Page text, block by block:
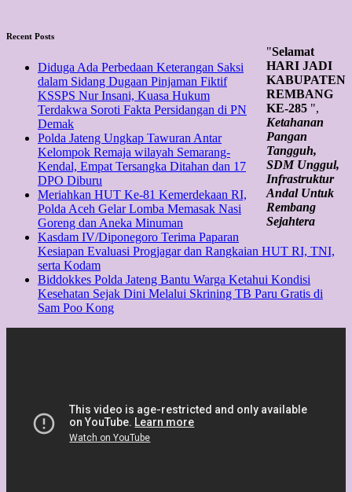
"Selamat
HARI JADI
KABUPATEN
REMBANG
KE-285 ",
Ketahanan
Pangan
Tangguh,
SDM Unggul,
Infrastruktur
Andal Untuk
Rembang
Sejahtera
Recent Posts
Diduga Ada Perbedaan Keterangan Saksi
dalam Sidang Dugaan Pinjaman Fiktif
KSSPS Nur Insani, Kuasa Hukum
Terdakwa Soroti Fakta Persidangan di PN
Demak
Polda Jateng Ungkap Tawuran Antar
Kelompok Remaja wilayah Semarang-
Kendal, Empat Tersangka Ditahan dan 17
DPO Diburu
Meriahkan HUT Ke-81 Kemerdekaan RI,
Polda Aceh Gelar Lomba Memasak Nasi
Goreng dan Aneka Minuman
Kasdam IV/Diponegoro Terima Paparan
Kesiapan Evaluasi Progjagar dan Rangkaian HUT RI, TNI,
serta Kodam
Biddokkes Polda Jateng Bantu Warga Ketahui Kondisi
Kesehatan Sejak Dini Melalui Skrining TB Paru Gratis di
Sam Poo Kong